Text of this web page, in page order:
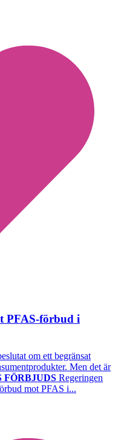
PFAS-förbud i
om ett begränsat
Men det är
FÖRBJUDS Regeringen
mot PFAS i...